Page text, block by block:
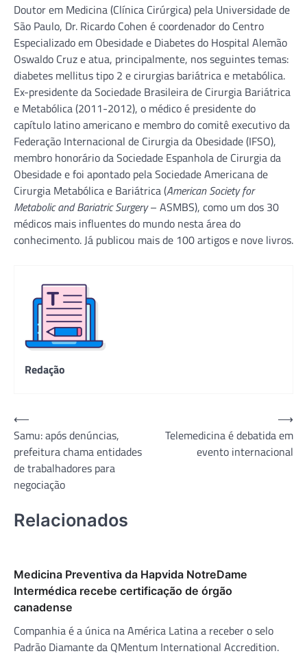
Doutor em Medicina (Clínica Cirúrgica) pela Universidade de
São Paulo, Dr. Ricardo Cohen é coordenador do Centro
Especializado em Obesidade e Diabetes do Hospital Alemão
Oswaldo Cruz e atua, principalmente, nos seguintes temas:
diabetes mellitus tipo 2 e cirurgias bariátrica e metabólica.
Ex-presidente da Sociedade Brasileira de Cirurgia Bariátrica
e Metabólica (2011-2012), o médico é presidente do
capítulo latino americano e membro do comitê executivo da
Federação Internacional de Cirurgia da Obesidade (IFSO),
membro honorário da Sociedade Espanhola de Cirurgia da
Obesidade e foi apontado pela Sociedade Americana de
Cirurgia Metabólica e Bariátrica (American Society for
Metabolic and Bariatric Surgery– ASMBS), como um dos 30
médicos mais influentes do mundo nesta área do
conhecimento. Já publicou mais de 100 artigos e nove livros.
Redação
Navegação
de
Post
⟵
Samu: após denúncias,
prefeitura chama entidades
de trabalhadores para
negociação
Telemedicina é debatida em
evento internacional
⟶
Relacionados
Medicina Preventiva da Hapvida NotreDame
Intermédica recebe certificação de órgão
canadense
Companhia é a única na América Latina a receber o selo
Padrão Diamante da QMentum International Accredition.